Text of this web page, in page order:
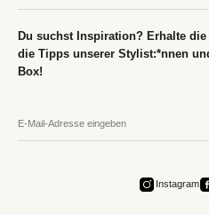
Du suchst Inspiration? Erhalte
die Tipps unserer Stylist:*nnen
Box!
Instagram